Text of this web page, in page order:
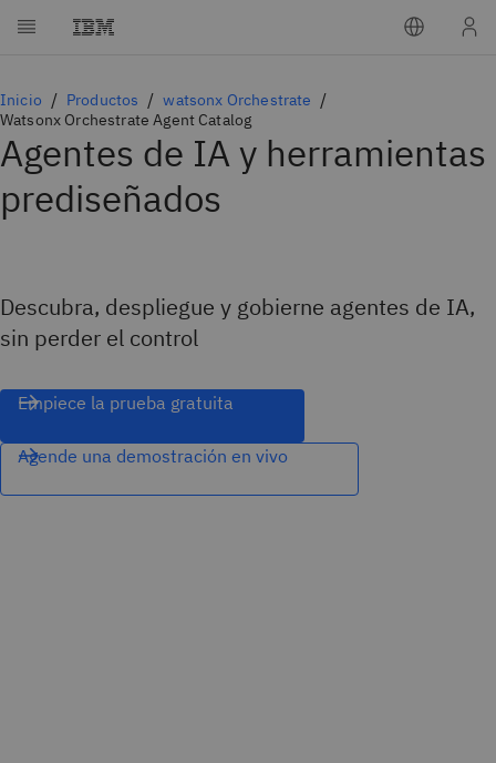
Inicio Productos
watsonx Orchestrate
Watsonx Orchestrate Agent Catalog
Agentes de IA y herramientas
prediseñados
Descubra, despliegue y gobierne agentes de IA,
sin perder el control
Empiece la prueba gratuita
Agende una demostración en vivo